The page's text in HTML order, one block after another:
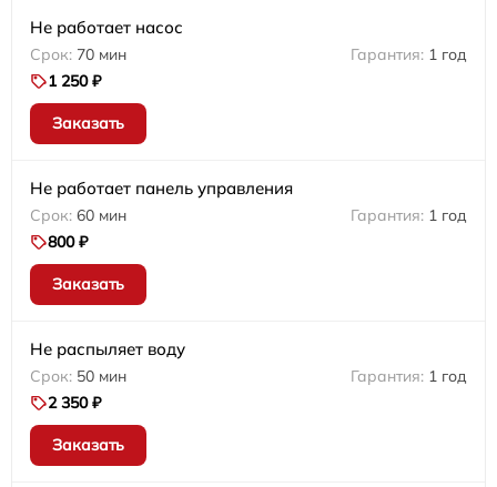
Не работает насос
70 мин
1 год
1 250 ₽
Заказать
Не работает панель управления
60 мин
1 год
800 ₽
Заказать
Не распыляет воду
50 мин
1 год
2 350 ₽
Заказать